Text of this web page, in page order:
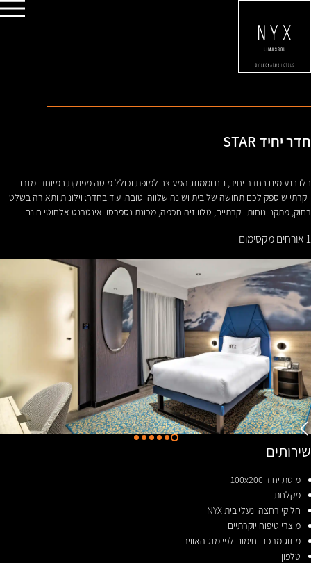
פגישות
חדר יחיד STAR
בלו בנעימים בחדר יחיד, נוח וממוזג המעוצב למופת וכולל מיטה מפנקת במיוחד ומזרון
יוקרתי שיספק לכם תחושה של בית ושינה שלווה וטובה. עוד בחדר: וילונות ותאורה בשלט
רחוק, מתקני נוחות יוקרתיים, טלוויזיה חכמה, מכונת נספרסו ואינטרנט אלחוטי חינם.
1 אורחים מקסימום
שירותים
מיטת יחיד 100x200
מקלחת
חלוקי רחצה ונעלי בית NYX
מוצרי טיפוח יוקרתיים
מיזוג מרכזי וחימום לפי מזג האוויר
טלפון